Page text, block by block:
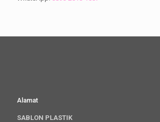
Alamat
SABLON PLASTIK